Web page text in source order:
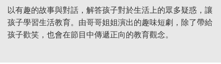
以有趣的故事與對話，解答孩子對於生活上的眾多疑惑，讓
孩子學習生活教育。由哥哥姐姐演出的趣味短劇，除了帶給
孩子歡笑，也會在節目中傳遞正向的教育觀念。